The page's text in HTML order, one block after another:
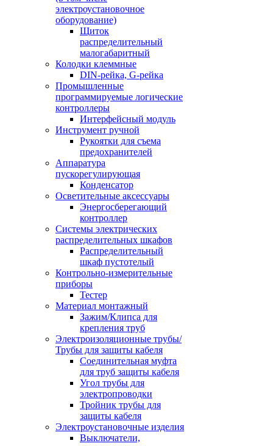
электроустановочное
оборудование)
Щиток
распределительный
малогабаритный
Колодки клеммные
DIN-рейка, G-рейка
Промышленные
программируемые логические
контроллеры
Интерфейсный модуль
Инструмент ручной
Рукоятки для съема
предохранителей
Аппаратура
пускорегулирующая
Конденсатор
Осветительные аксессуары
Энергосберегающий
контроллер
Системы электрических
распределительных шкафов
Распределительный
шкаф пустотелый
Контрольно-измерительные
приборы
Тестер
Материал монтажный
Зажим/Клипса для
крепления труб
Электроизоляционные трубы/
Трубы для защиты кабеля
Соединительная муфта
для труб защиты кабеля
Угол трубы для
электропроводки
Тройник трубы для
защиты кабеля
Электроустановочные изделия
Выключатели,